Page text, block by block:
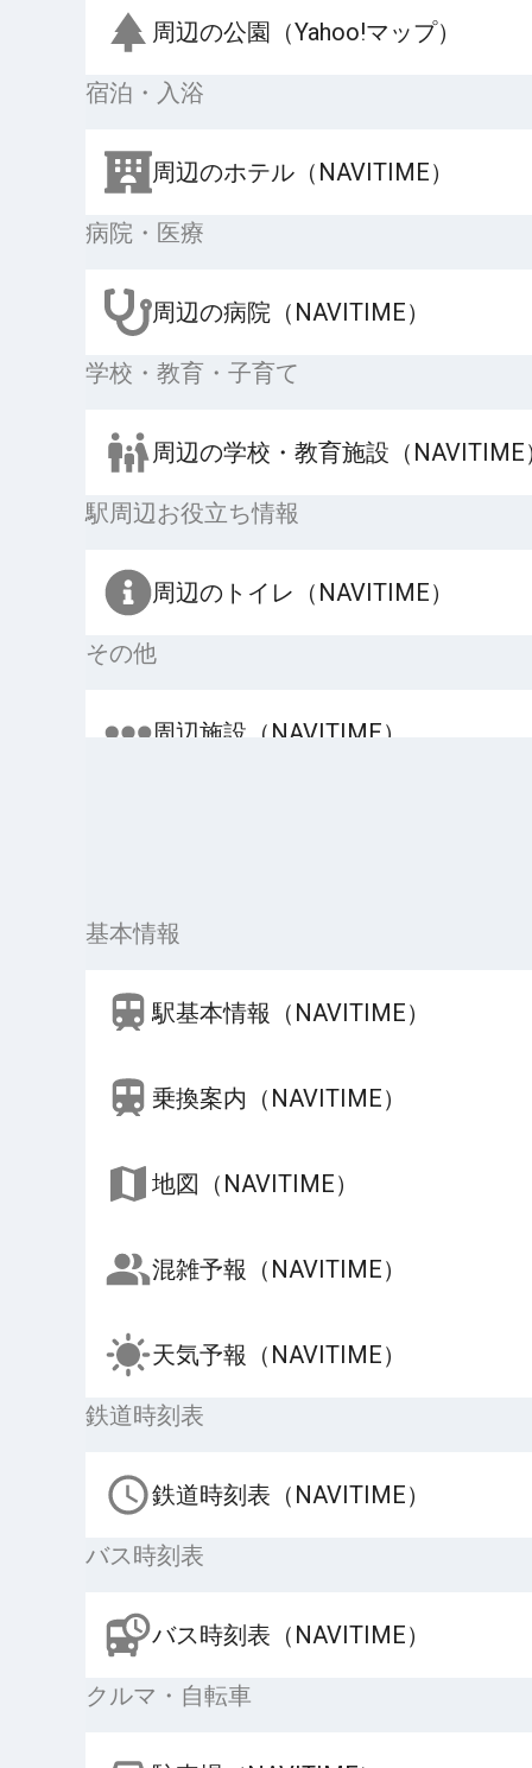
周辺の公園（Yahoo!マップ）
宿泊・入浴
周辺のホテル（NAVITIME）
病院・医療
周辺の病院（NAVITIME）
学校・教育・子育て
周辺の学校・教育施設（NAVITIME
駅周辺お役立ち情報
周辺のトイレ（NAVITIME）
その他
周辺施設（NAVITIME）
基本情報
駅基本情報（NAVITIME）
乗換案内（NAVITIME）
地図（NAVITIME）
混雑予報（NAVITIME）
天気予報（NAVITIME）
鉄道時刻表
鉄道時刻表（NAVITIME）
バス時刻表
バス時刻表（NAVITIME）
クルマ・自転車